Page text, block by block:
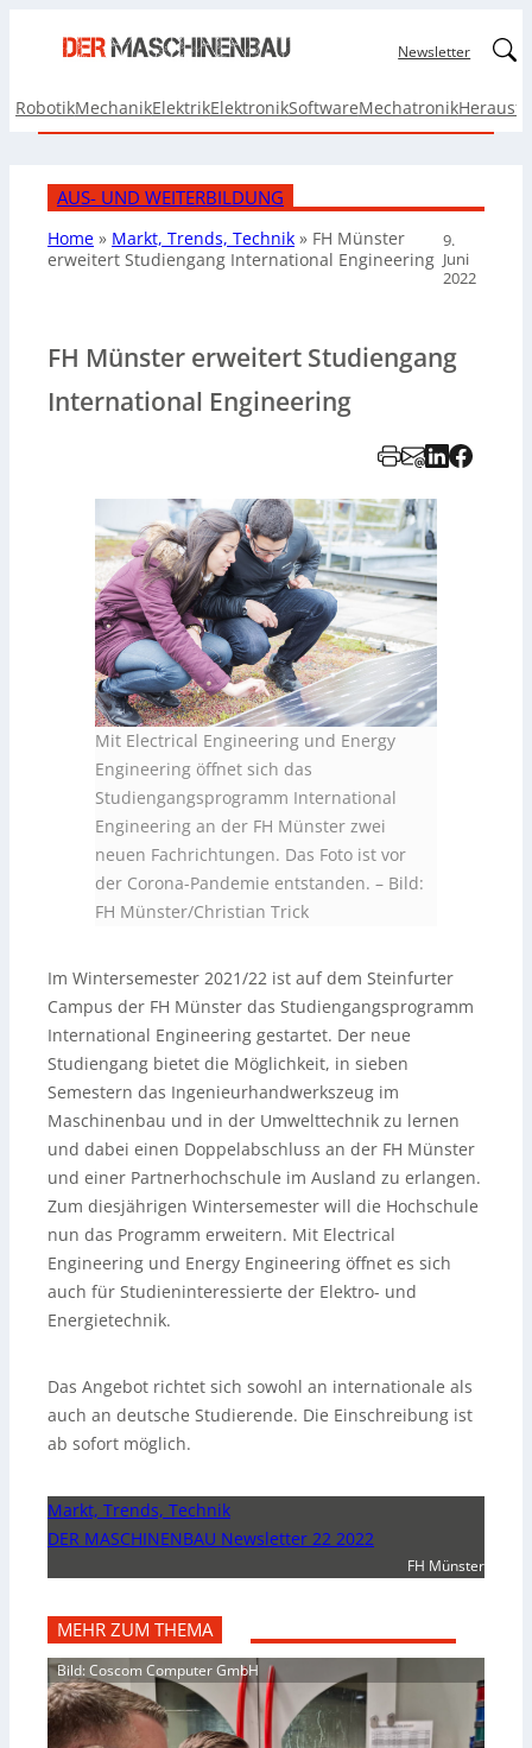
Newsletter
RobotikMechanikElektrikElektronikSoftwareMechatronik
AUS- UND WEITERBILDUNG
Home » Markt, Trends, Technik » FH Münster
erweitert Studiengang International Engineering
9.
Juni
2022
FH Münster erweitert Studiengang
International Engineering
Mit Electrical Engineering und Energy
Engineering öffnet sich das
Studiengangsprogramm International
Engineering an der FH Münster zwei
neuen Fachrichtungen. Das Foto ist vor
der Corona-Pandemie entstanden. – Bild:
FH Münster/Christian Trick
Im Wintersemester 2021/22 ist auf dem Steinfurter
Campus der FH Münster das Studiengangsprogramm
International Engineering gestartet. Der neue
Studiengang bietet die Möglichkeit, in sieben
Semestern das Ingenieurhandwerkszeug im
Maschinenbau und in der Umwelttechnik zu lernen
und dabei einen Doppelabschluss an der FH Münster
und einer Partnerhochschule im Ausland zu erlangen.
Zum diesjährigen Wintersemester will die Hochschule
nun das Programm erweitern. Mit Electrical
Engineering und Energy Engineering öffnet es sich
auch für Studieninteressierte der Elektro- und
Energietechnik.
Das Angebot richtet sich sowohl an internationale als
auch an deutsche Studierende. Die Einschreibung ist
ab sofort möglich.
Markt, Trends, Technik
DER MASCHINENBAU Newsletter 22 2022
FH Münster
MEHR ZUM THEMA
Bild: Coscom Computer GmbH